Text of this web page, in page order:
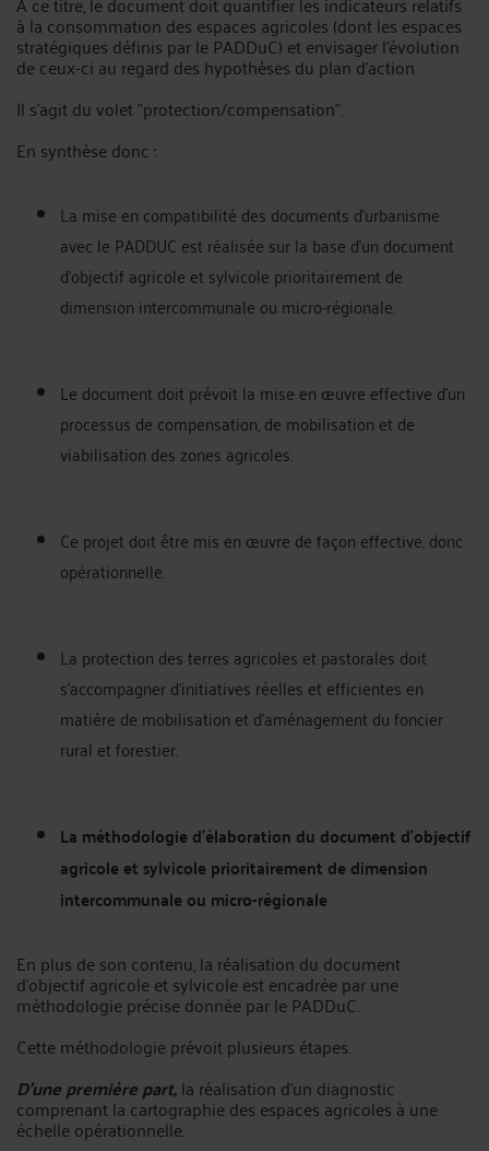
à la consommation des espaces agricoles (dont les espaces
stratégiques définis par le PADDuC) et envisager l’évolution
de ceux-ci au regard des hypothèses du plan d’action.
Il s'agit du volet "protection/compensation".
En synthèse donc :
La mise en compatibilité des documents d’urbanisme
avec le PADDUC est réalisée sur la base d’un document
d’objectif agricole et sylvicole prioritairement de
dimension intercommunale ou micro-régionale.
Le document doit prévoit la mise en œuvre effective d’un
processus de compensation, de mobilisation et de
viabilisation des zones agricoles.
Ce projet doit être mis en œuvre de façon effective, donc
opérationnelle.
La protection des terres agricoles et pastorales doit
s’accompagner d’initiatives réelles et efficientes en
matière de mobilisation et d’aménagement du foncier
rural et forestier.
La méthodologie d'élaboration du document d’objectif
agricole et sylvicole prioritairement de dimension
intercommunale ou micro-régionale
En plus de son contenu, la réalisation du document
d'objectif agricole et sylvicole est encadrée par une
méthodologie précise donnée par le PADDuC.
Cette méthodologie prévoit plusieurs étapes.
D'une première part,la réalisation d’un diagnostic
comprenant la cartographie des espaces agricoles à une
échelle opérationnelle.